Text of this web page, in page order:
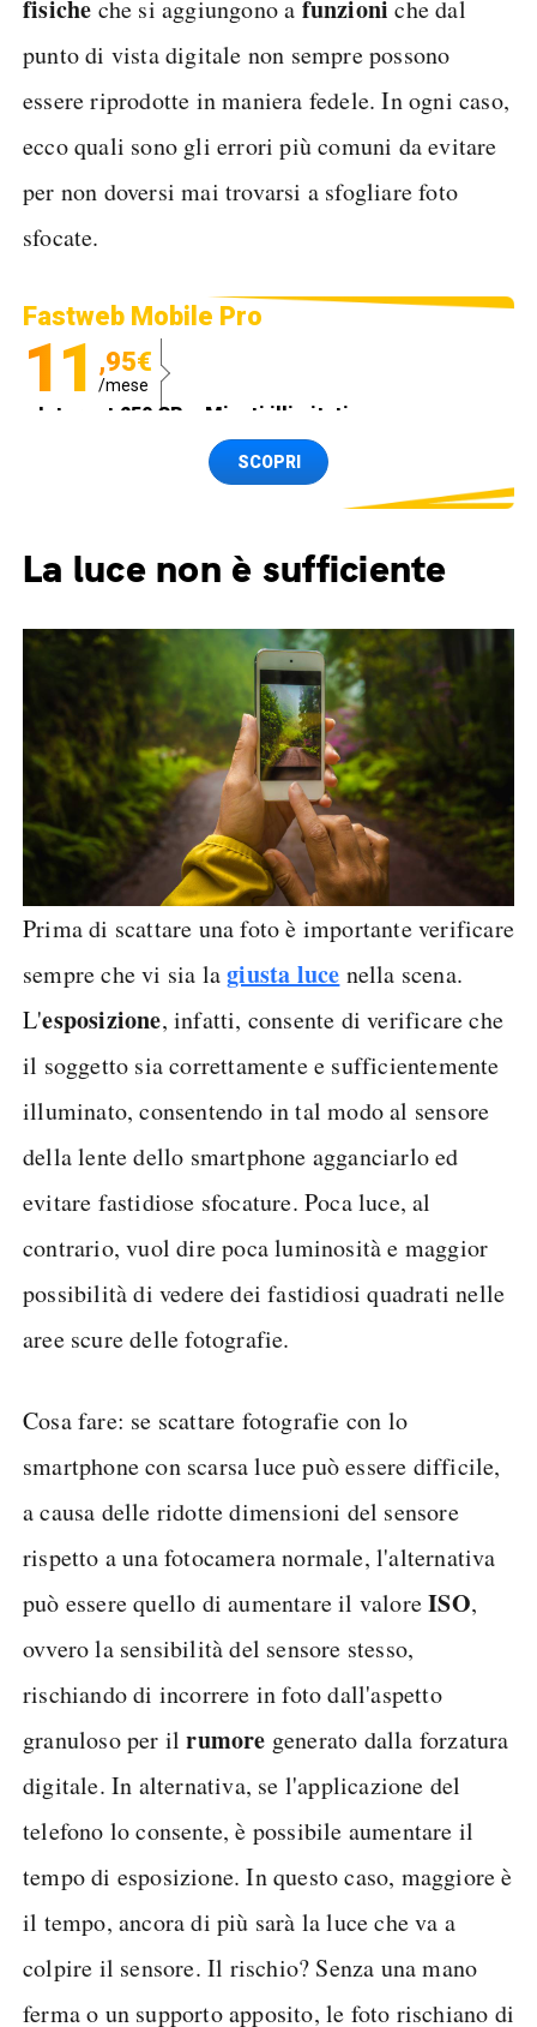
fisiche che si aggiungono a funzioni che dal
punto di vista digitale non sempre possono
essere riprodotte in maniera fedele. In ogni caso,
ecco quali sono gli errori più comuni da evitare
per non doversi mai trovarsi a sfogliare foto
sfocate.
Fastweb Mobile Pro
11 ,95€
/mese
Internet 250 GB e Minuti illimitati
Spedizione SIM GRATISSCOPRI
La luce non è sufficiente
Prima di scattare una foto è importante verificare
sempre che vi sia lagiusta luce nella scena.
L'esposizione, infatti, consente di verificare che
il soggetto sia correttamente e sufficientemente
illuminato, consentendo in tal modo al sensore
della lente dello smartphone agganciarlo ed
evitare fastidiose sfocature. Poca luce, al
contrario, vuol dire poca luminosità e maggior
possibilità di vedere dei fastidiosi quadrati nelle
aree scure delle fotografie.
Cosa fare: se scattare fotografie con lo
smartphone con scarsa luce può essere difficile,
a causa delle ridotte dimensioni del sensore
rispetto a una fotocamera normale, l'alternativa
può essere quello di aumentare il valoreISO,
ovvero la sensibilità del sensore stesso,
rischiando di incorrere in foto dall'aspetto
granuloso per ilrumore generato dalla forzatura
digitale. In alternativa, se l'applicazione del
telefono lo consente, è possibile aumentare il
tempo di esposizione. In questo caso, maggiore è
il tempo, ancora di più sarà la luce che va a
colpire il sensore. Il rischio? Senza una mano
ferma o un supporto apposito, le foto rischiano di